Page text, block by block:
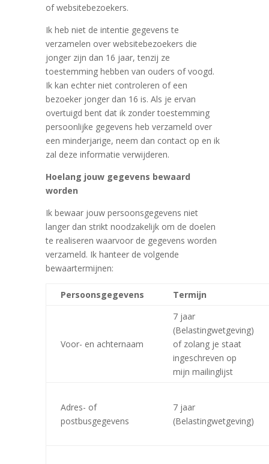
of websitebezoekers.
Ik heb niet de intentie gegevens te
verzamelen over websitebezoekers die
jonger zijn dan 16 jaar, tenzij ze
toestemming hebben van ouders of voogd.
Ik kan echter niet controleren of een
bezoeker jonger dan 16 is. Als je ervan
overtuigd bent dat ik zonder toestemming
persoonlijke gegevens heb verzameld over
een minderjarige, neem dan contact op en ik
zal deze informatie verwijderen.
Hoelang jouw gegevens bewaard
worden
Ik bewaar jouw persoonsgegevens niet
langer dan strikt noodzakelijk om de doelen
te realiseren waarvoor de gegevens worden
verzameld. Ik hanteer de volgende
bewaartermijnen:
Persoonsgegevens Termijn
Voor- en achternaam
7 jaar
(Belastingwetgeving)
of zolang je staat
ingeschreven op
mijn mailinglijst
Adres- of
postbusgegevens
7 jaar
(Belastingwetgeving)